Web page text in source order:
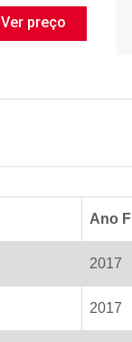
Ver preço
Ano
2017
2017